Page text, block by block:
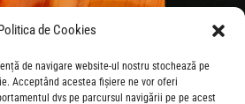
de Cookies
de navigare website-ul nostru stochează pe
Acceptând acestea fișiere ne vor oferi
dvs pe parcursul navigării pe pe acest